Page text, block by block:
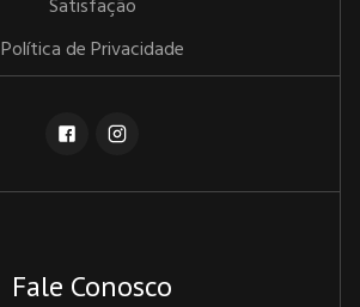
Satisfação
Política de Privacidade
Fale Conosco